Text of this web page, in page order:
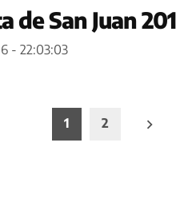
de San Juan
- 22:03:03
1 2